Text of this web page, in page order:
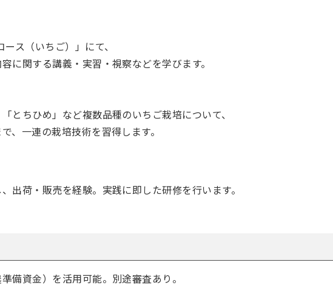
ス（いちご）」にて、
に関する講義・実習・視察などを学びます。
とちひめ」など複数品種のいちご栽培について、
、一連の栽培技術を習得します。
出荷・販売を経験。実践に即した研修を行います。
備資金）を活用可能。別途審査あり。